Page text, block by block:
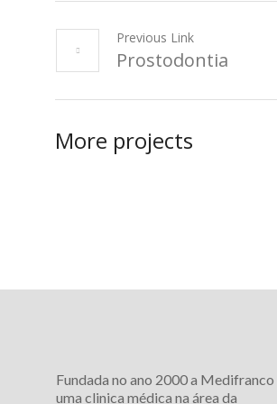
Previous Link
Prostodontia
More projects
Fundada no ano 2000 a Medifranco
uma clinica médica na área da